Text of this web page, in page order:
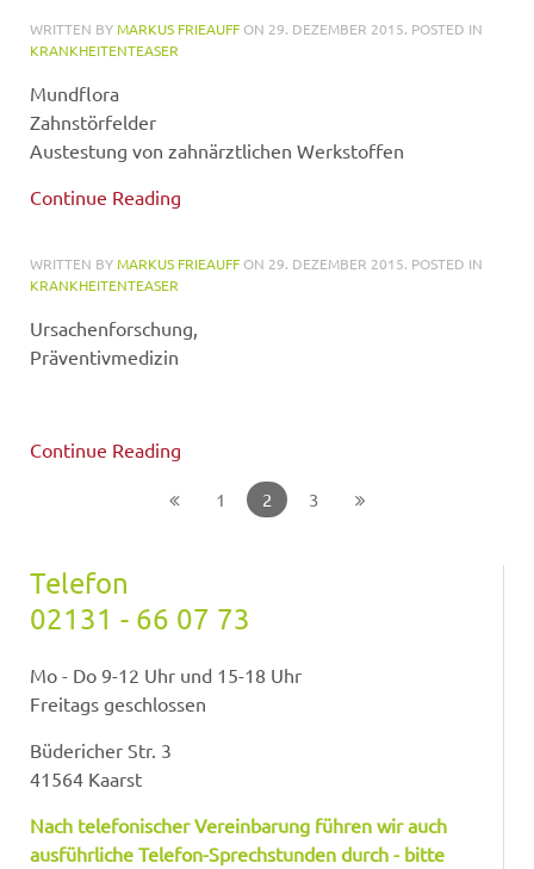
WRITTEN BYMARKUS FRIEAUFF ON 29. DEZEMBER 2015. POSTED IN
KRANKHEITENTEASER
Mundflora
Zahnstörfelder
Austestung von zahnärztlichen Werkstoffen
Continue Reading
WRITTEN BYMARKUS FRIEAUFF ON 29. DEZEMBER 2015. POSTED IN
KRANKHEITENTEASER
Ursachenforschung,
Präventivmedizin
Continue Reading
1 2 3
Telefon
02131 - 66 07 73
Mo - Do 9-12 Uhr und 15-18 Uhr
Freitags geschlossen
Büdericher Str. 3
41564 Kaarst
Nach telefonischer Vereinbarung führen wir auch
ausführliche Telefon-Sprechstunden durch - bitte